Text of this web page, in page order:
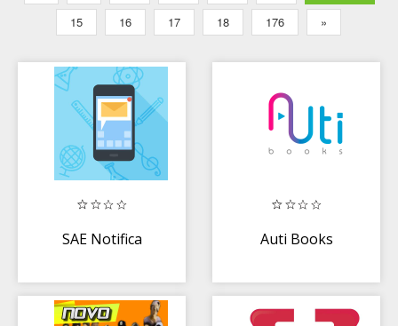
15
16 17 18 176 »
SAE Notifica Auti Books